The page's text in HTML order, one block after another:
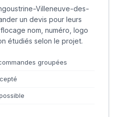
Villeneuve-des-
un devis pour leurs
nom, numéro, logo
étudiés selon le projet.
groupées